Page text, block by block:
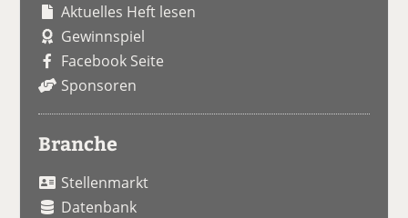
Aktuelles Heft lesen
Gewinnspiel
Facebook Seite
Sponsoren
Branche
Stellenmarkt
Datenbank